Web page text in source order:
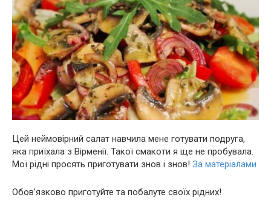
Цeй неймовiрний салат навчила мене готувати подруга,
яка приїхала з Вірменії. Такої смакоти я ще не пробувала.
Мої рідні просять приготувати знов і знов! За матеріалами
Обoв’язково пригoтуйте та побалуте своїх рідних!